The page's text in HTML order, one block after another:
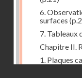
6.
surfaces
7. Tableaux
Chapitre II.
1. Plaques